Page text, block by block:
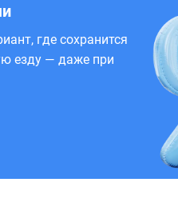
где сохранится
езду — даже при